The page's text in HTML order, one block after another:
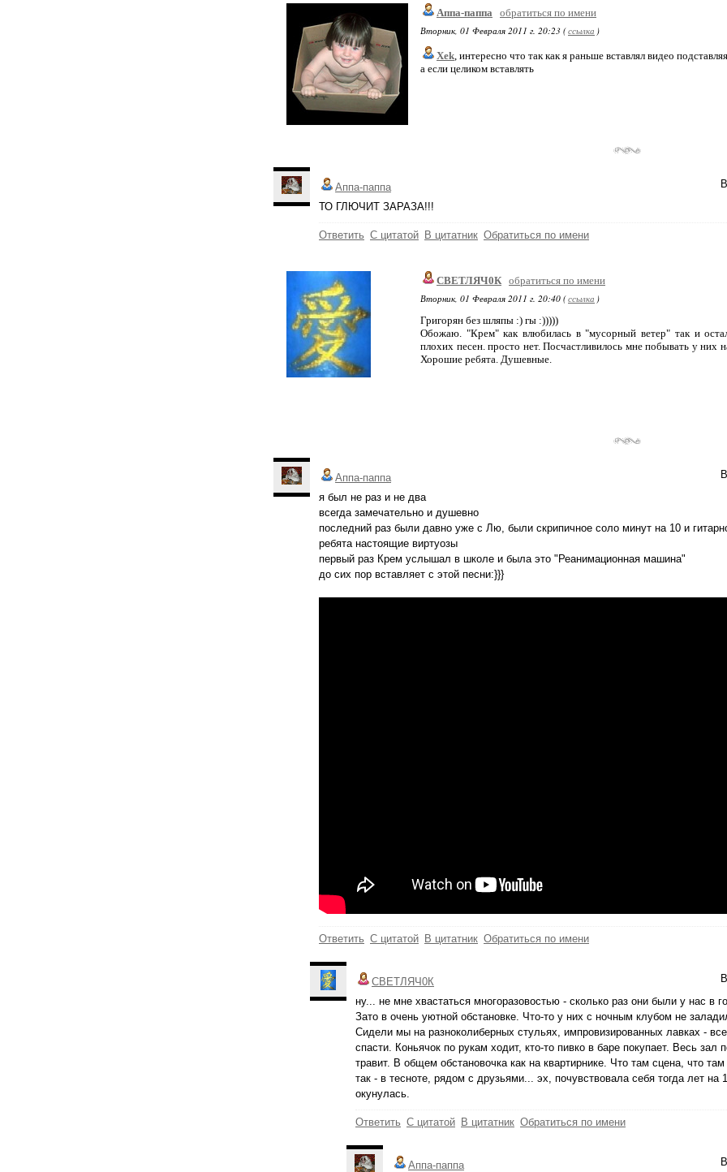
Аппа-паппа
обратиться по имени
Вторник, 01 Февраля 2011 г. 20:23 (ссылка )
Xek, интересно что так как я раньше вставлял видео
а если целиком вставлять
Аппа-паппа
ТО ГЛЮЧИТ ЗАРАЗА!!!
Ответить С цитатой В цитатник Обратиться по имени
СВЕТЛЯЧ0К обратиться по имени
Вторник, 01 Февраля 2011 г. 20:40 (ссылка )
Григорян без шляпы :) гы :)))))
Обожаю. "Крем" как влюбилась в "мусорный ветер" так и
плохих песен. просто нет. Посчастливилось мне побывать у них
Хорошие ребята. Душевные.
Аппа-паппа
я был не раз и не два
всегда замечательно и душевно
последний раз были давно уже с Лю, были скрипичное соло минут на 10 и
ребята настоящие виртуозы
первый раз Крем услышал в школе и была это "Реанимационная машина"
до сих пор вставляет с этой песни:}}}
Ответить С цитатой В цитатник Обратиться по имени
СВЕТЛЯЧ0К
ну... не мне хвастаться многоразовостью - сколько раз они были у нас в
Зато в очень уютной обстановке. Что-то у них с ночным клубом не
Сидели мы на разноколиберных стульях, импровизированных лавках -
спасти. Коньячок по рукам ходит, кто-то пивко в баре покупает. Весь зал
травит. В общем обстановочка как на квартирнике. Что там сцена, что
так - в тесноте, рядом с друзьями... эх, почувствовала себя тогда лет
окунулась.
Ответить С цитатой В цитатник Обратиться по имени
Аппа-паппа